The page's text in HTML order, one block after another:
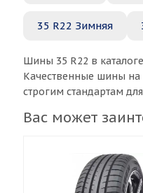
35 R22 Зимняя
Шины 35 R22 в
Качественные шины на
строгим стандартам
Вас может